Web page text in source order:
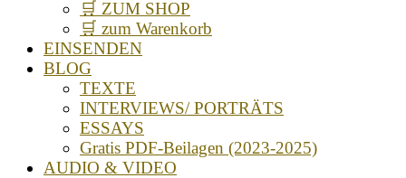
🛒 ZUM SHOP
🛒 zum Warenkorb
EINSENDEN
BLOG
TEXTE
INTERVIEWS/ PORTRÄTS
ESSAYS
Gratis PDF-Beilagen (2023-2025)
AUDIO & VIDEO